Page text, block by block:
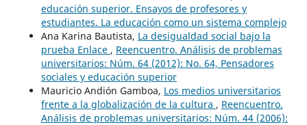
educación superior. Ensayos de profesores y
estudiantes. La educación como un sistema complejo
Ana Karina Bautista, La desigualdad social bajo la
prueba Enlace , Reencuentro. Análisis de problemas
universitarios: Núm. 64 (2012): No. 64, Pensadores
sociales y educación superior
Mauricio Andión Gamboa, Los medios universitarios
frente a la globalización de la cultura , Reencuentro.
Análisis de problemas universitarios: Núm. 44 (2006):